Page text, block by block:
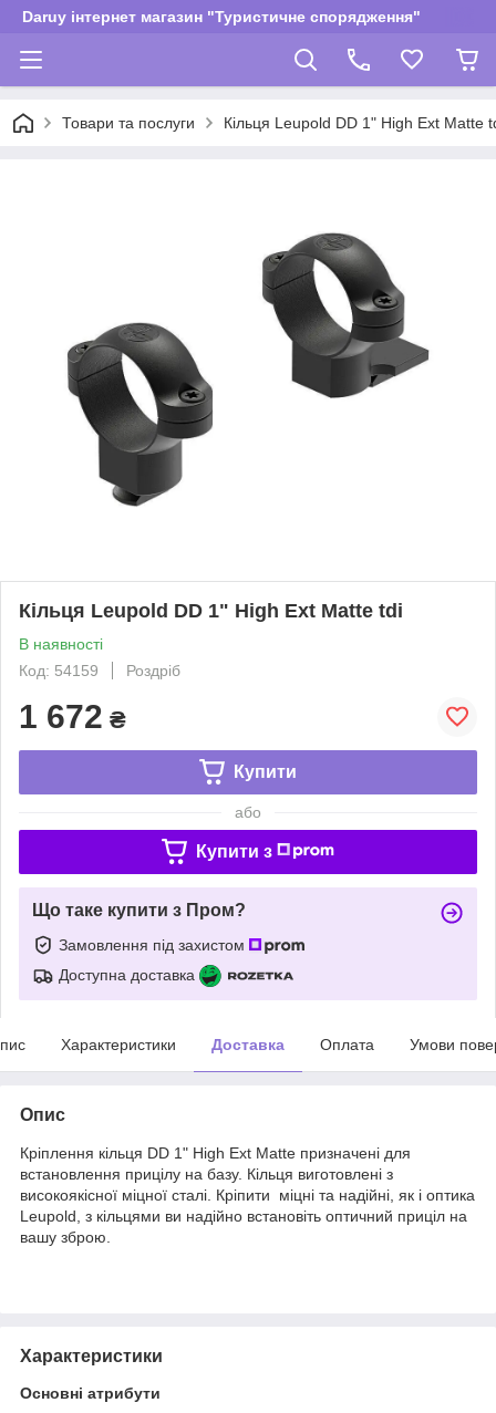
Daruy інтернет магазин "Туристичне спорядження"
Товари та послуги Кільця Leupold DD 1" High Ext Matte
Кільця Leupold DD 1" High Ext Matte tdi
В наявності
Код: 54159
Роздріб
1 672 ₴
Купити
або
Купити з
Що таке купити з Пром?
Замовлення під захистом
Доступна доставка
Характеристики Доставка Оплата Умови
Опис
Кріплення кільця DD 1" High Ext Matte призначені для
встановлення прицілу на базу. Кільця виготовлені з
високоякісної міцної сталі. Кріпити міцні та надійні, як і оптика
Leupold, з кільцями ви надійно встановіть оптичний приціл на
вашу зброю.
Характеристики
Основні атрибути